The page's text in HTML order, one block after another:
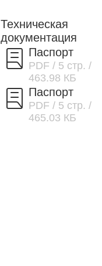
Техническая
документация
Паспорт
PDF / 5 стр. /
463.98 КБ
Паспорт
PDF / 5 стр. /
465.03 КБ